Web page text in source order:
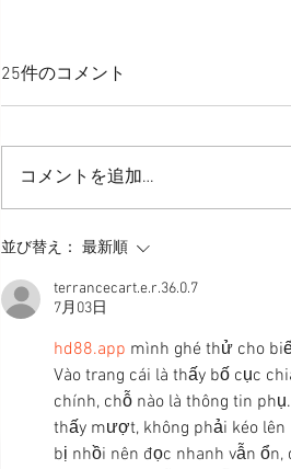
一直線上に歩く
25件のコメント
コメントを追加…
並び替え： 最新順
terrancecart.e.r.36.0.7
7月03日
hd88.app mình ghé thử cho
Vào trang cái là thấy bố cục
chính, chỗ nào là thông tin
thấy mượt, không phải kéo
bị nhồi nên đọc nhanh vẫn